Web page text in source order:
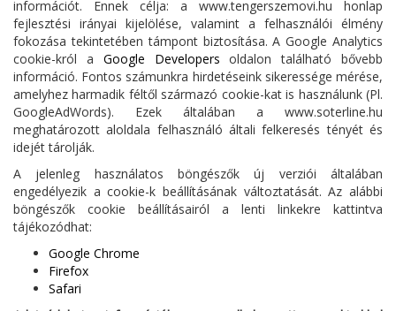
információt. Ennek célja: a www.tengerszemovi.hu honlap
fejlesztési irányai kijelölése, valamint a felhasználói élmény
fokozása tekintetében támpont biztosítása. A Google Analytics
cookie-król a Google Developers oldalon található bővebb
információ. Fontos számunkra hirdetéseink sikeressége mérése,
amelyhez harmadik féltől származó cookie-kat is használunk (Pl.
GoogleAdWords). Ezek általában a www.soterline.hu
meghatározott aloldala felhasználó általi felkeresés tényét és
idejét tárolják.
A jelenleg használatos böngészők új verziói általában
engedélyezik a cookie-k beállításának változtatását. Az alábbi
böngészők cookie beállításairól a lenti linkekre kattintva
tájékozódhat:
Google Chrome
Firefox
Safari